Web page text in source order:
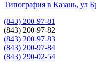
Типография в Казань, ул
(843) 200-97-81
(843) 200-97-82
(843) 200-97-83
(843) 200-97-84
(843) 290-02-54